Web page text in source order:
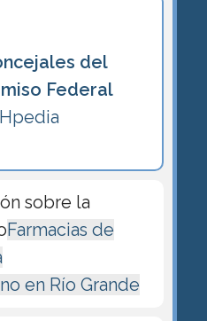
del
Federal
sobre la
Farmacias de
en Río Grande